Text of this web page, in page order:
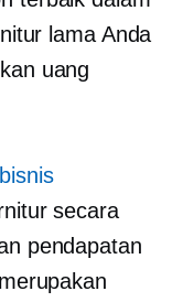
lama Anda
uang
bisnis
secara
pendapatan